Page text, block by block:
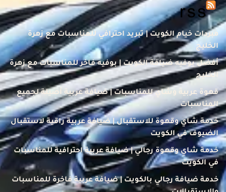
مبردات خيام الكويت | تبريد احترافي للمناسبات مع زهرة
الخليج
أفضل بوفيه ضيافة الكويت | بوفيه فاخر للمناسبات مع زهرة
الخليج
قهوة عربية وشاي للمناسبات | ضيافة عربية أصيلة لجميع
المناسبات
خدمة شاي وقهوة للاستقبال | ضيافة عربية راقية لاستقبال
الضيوف في الكويت
خدمة شاي وقهوة رجالي | ضيافة عربية احترافية للمناسبات
في الكويت
خدمة ضيافة رجالي بالكويت | ضيافة عربية فاخرة للمناسبات